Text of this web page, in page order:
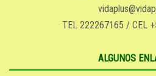
TEL 222267165 / CEL
ALGUNOS